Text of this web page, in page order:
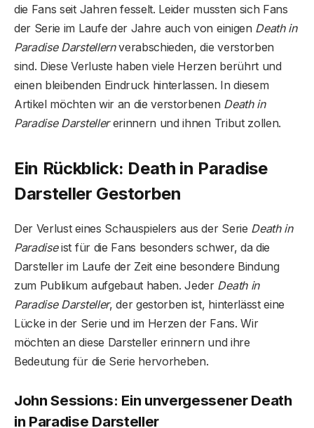
die Fans seit Jahren fesselt. Leider mussten sich Fans
der Serie im Laufe der Jahre auch von einigen Death in
Paradise Darstellernverabschieden, die verstorben
sind. Diese Verluste haben viele Herzen berührt und
einen bleibenden Eindruck hinterlassen. In diesem
Artikel möchten wir an die verstorbenen Death in
Paradise Darstellererinnern und ihnen Tribut zollen.
Ein Rückblick: Death in Paradise
Darsteller Gestorben
Der Verlust eines Schauspielers aus der Serie Death in
Paradiseist für die Fans besonders schwer, da die
Darsteller im Laufe der Zeit eine besondere Bindung
zum Publikum aufgebaut haben. Jeder Death in
Paradise Darsteller, der gestorben ist, hinterlässt eine
Lücke in der Serie und im Herzen der Fans. Wir
möchten an diese Darsteller erinnern und ihre
Bedeutung für die Serie hervorheben.
John Sessions: Ein unvergessener Death
in Paradise Darsteller